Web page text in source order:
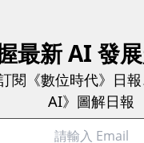
勢投入技術門檻較
足低軌衛星、電動
最新 AI 發
閱《數位時代》日
AI》圖解日報